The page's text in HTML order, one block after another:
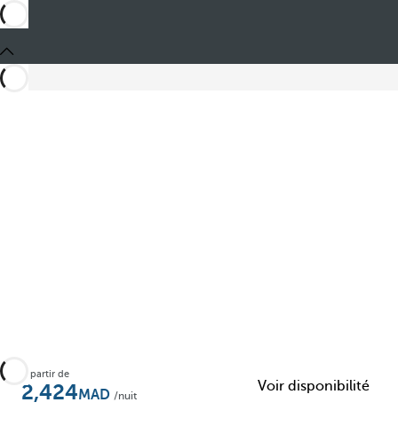
Ajouter aux favoris
À partir de
2,424 /nuit
Voir disponibilité